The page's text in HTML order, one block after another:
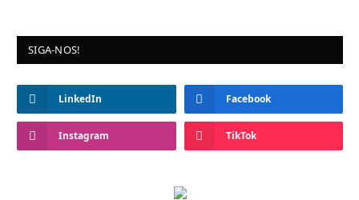
SIGA-NOS!
LinkedIn Facebook
Instagram TikTok